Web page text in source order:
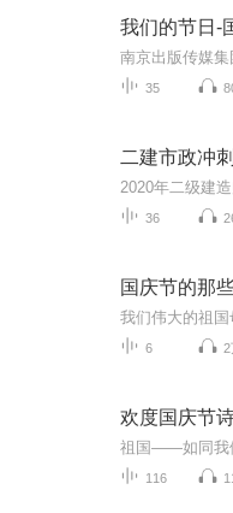
我们的节日-
35
二建市政冲
36
国庆节的那
6 2
欢度国庆节
116